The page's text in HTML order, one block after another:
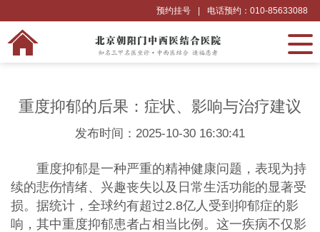
电话预约：010-85633088
预约挂号
重度抑郁的后果：症状、影响与治疗建议
发布时间：2025-10-30 16:30:41
重度抑郁是一种严重的精神健康问题，表现为持
续的悲伤情绪、兴趣丧失以及日常生活功能的显著受
损。据统计，全球约有超过2.8亿人受到抑郁症的影
响，其中重度抑郁患者占相当比例。这一疾病不仅影